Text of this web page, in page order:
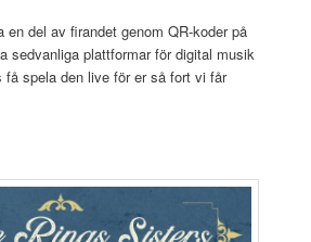
en del av firandet genom QR-koder på
sedvanliga plattformar för digital musik
få spela den live för er så fort vi får